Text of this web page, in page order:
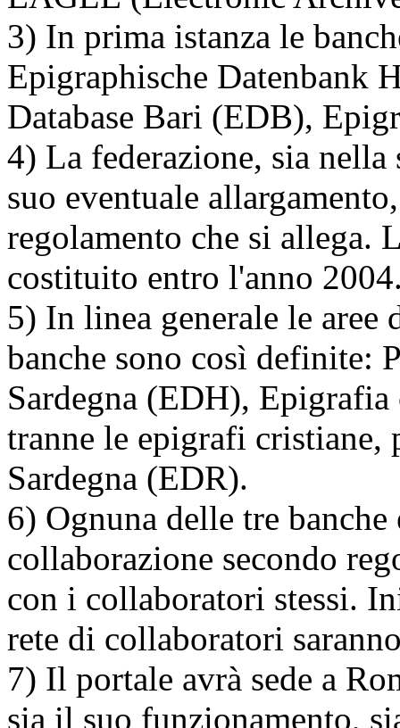
3) In prima istanza le
Epigraphische Datenbank
Database Bari (EDB),
4) La federazione, sia
suo eventuale
regolamento che si allega.
costituito entro l'anno
5) In linea generale le
banche sono così definite:
Sardegna (EDH),
tranne le epigrafi cristiane,
Sardegna (EDR).
6) Ognuna delle tre
collaborazione secondo
con i collaboratori stessi.
rete di collaboratori
7) Il portale avrà sede a
sia il suo funzionamento,